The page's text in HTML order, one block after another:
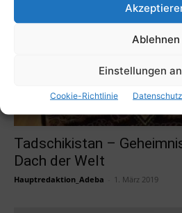
Ablehnen
Einstellungen
Cookie-Richtlinie
Tadschikistan –
Dach der Welt
Hauptredaktion_Adeba 1. März 2019